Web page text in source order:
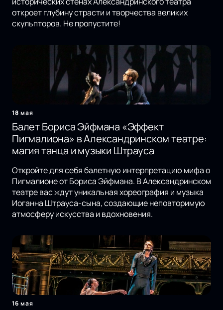
откроет глубину страсти и творчества великих
скульпторов. Не пропустите!
18 мая
Балет Бориса Эйфмана «Эффект
Пигмалиона» в Александринском театре:
магия танца и музыки Штрауса
Откройте для себя балетную интерпретацию мифа о
Пигмалионе от Бориса Эйфмана. В Александринском
театре вас ждут уникальная хореография и музыка
Иоганна Штрауса-сына, создающие неповторимую
атмосферу искусства и вдохновения.
16 мая